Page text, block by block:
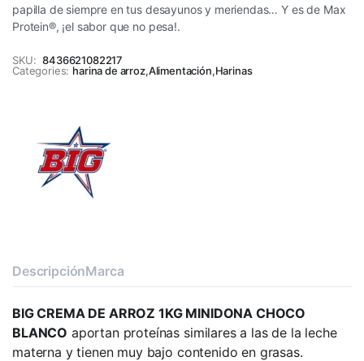
papilla de siempre en tus desayunos y meriendas… Y es de Max
Protein®, ¡el sabor que no pesa!.
SKU: 8436621082217
Categories: harina de arroz,Alimentación,Harinas
DescripciónMarca
BIG CREMA DE ARROZ 1KG MINIDONA CHOCO
BLANCO aportan proteínas similares a las de la leche
materna y tienen muy bajo contenido en grasas.